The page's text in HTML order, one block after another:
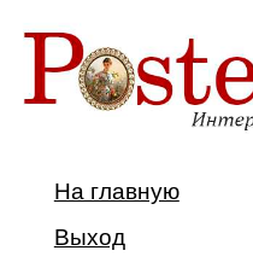
На главную
Выход